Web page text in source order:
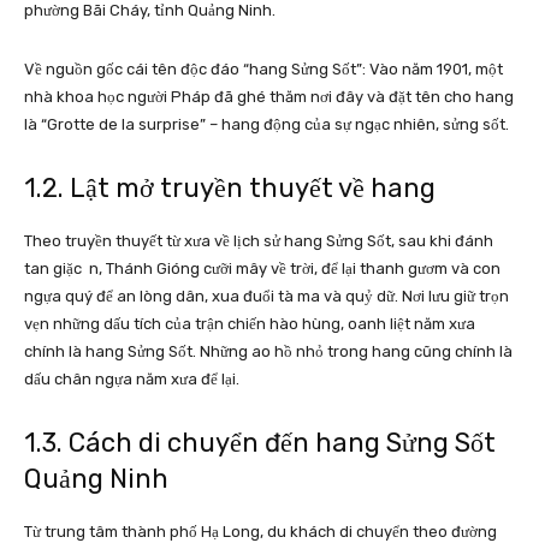
phường Bãi Cháy, tỉnh Quảng Ninh.
Về nguồn gốc cái tên độc đáo “hang Sửng Sốt”: Vào năm 1901, một
nhà khoa học người Pháp đã ghé thăm nơi đây và đặt tên cho hang
là “Grotte de la surprise” – hang động của sự ngạc nhiên, sửng sốt.
1.2. Lật mở truyền thuyết về hang
Theo truyền thuyết từ xưa về lịch sử hang Sửng Sốt, sau khi đánh
tan giặc n, Thánh Gióng cưỡi mây về trời, để lại thanh gươm và con
ngựa quý để an lòng dân, xua đuổi tà ma và quỷ dữ. Nơi lưu giữ trọn
vẹn những dấu tích của trận chiến hào hùng, oanh liệt năm xưa
chính là hang Sửng Sốt. Những ao hồ nhỏ trong hang cũng chính là
dấu chân ngựa năm xưa để lại.
1.3. Cách di chuyển đến hang Sửng Sốt
Quảng Ninh
Từ trung tâm thành phố Hạ Long, du khách di chuyển theo đường